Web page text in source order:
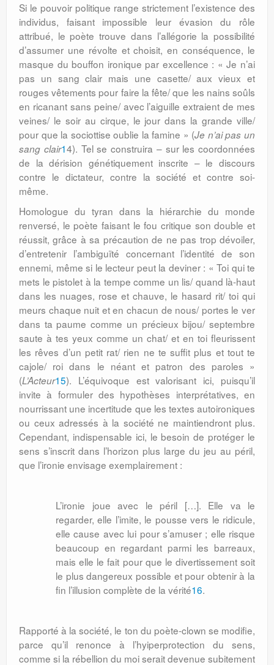
Si le pouvoir politique range strictement l’existence des
individus, faisant impossible leur évasion du rôle
attribué, le poète trouve dans l’allégorie la possibilité
d’assumer une révolte et choisit, en conséquence, le
masque du bouffon ironique par excellence : « Je n’ai
pas un sang clair mais une casette/ aux vieux et
rouges vêtements pour faire la fête/ que les nains soûls
en ricanant sans peine/ avec l’aiguille extraient de mes
veines/ le soir au cirque, le jour dans la grande ville/
pour que la sociottise oublie la famine » (Je n’ai pas un
sang clair14). Tel se construira – sur les coordonnées
de la dérision génétiquement inscrite – le discours
contre le dictateur, contre la société et contre soi-
même.
Homologue du tyran dans la hiérarchie du monde
renversé, le poète faisant le fou critique son double et
réussit, grâce à sa précaution de ne pas trop dévoiler,
d’entretenir l’ambiguïté concernant l’identité de son
ennemi, même si le lecteur peut la deviner : « Toi qui te
mets le pistolet à la tempe comme un lis/ quand là-haut
dans les nuages, rose et chauve, le hasard rit/ toi qui
meurs chaque nuit et en chacun de nous/ portes le ver
dans ta paume comme un précieux bijou/ septembre
saute à tes yeux comme un chat/ et en toi fleurissent
les rêves d’un petit rat/ rien ne te suffit plus et tout te
cajole/ roi dans le néant et patron des paroles »
(L’Acteur15). L’équivoque est valorisant ici, puisqu’il
invite à formuler des hypothèses interprétatives, en
nourrissant une incertitude que les textes autoironiques
ou ceux adressés à la société ne maintiendront plus.
Cependant, indispensable ici, le besoin de protéger le
sens s’inscrit dans l’horizon plus large du jeu au péril,
que l’ironie envisage exemplairement :
L’ironie joue avec le péril […]. Elle va le
regarder, elle l’imite, le pousse vers le ridicule,
elle cause avec lui pour s’amuser ; elle risque
beaucoup en regardant parmi les barreaux,
mais elle le fait pour que le divertissement soit
le plus dangereux possible et pour obtenir à la
fin l’illusion complète de la vérité16.
Rapporté à la société, le ton du poète-clown se modifie,
parce qu’il renonce à l’hyiperprotection du sens,
comme si la rébellion du moi serait devenue subitement